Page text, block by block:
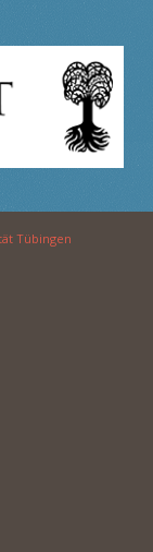
Tübingen